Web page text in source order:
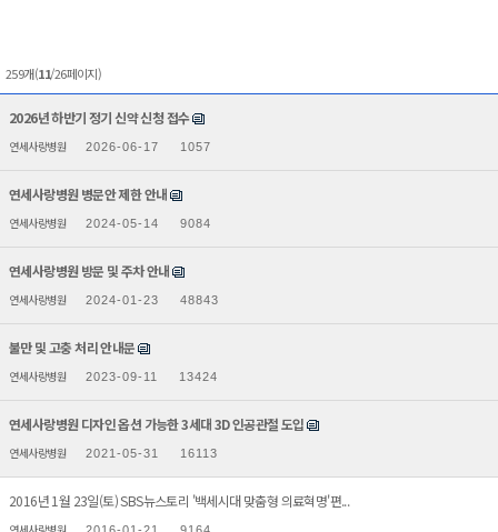
259개(11/26페이지)
2026년 하반기 정기 신약 신청 접수
연세사랑병원 2026-06-17 1057
연세사랑병원 병문안 제한 안내
연세사랑병원 2024-05-14 9084
연세사랑병원 방문 및 주차 안내
연세사랑병원 2024-01-23 48843
불만 및 고충 처리 안내문
연세사랑병원 2023-09-11 13424
연세사랑병원 디자인 옵션 가능한 3세대 3D 인공관절 도입
연세사랑병원 2021-05-31 16113
2016년 1월 23일(토) SBS뉴스토리 '백세시대 맞춤형 의료혁명'편...